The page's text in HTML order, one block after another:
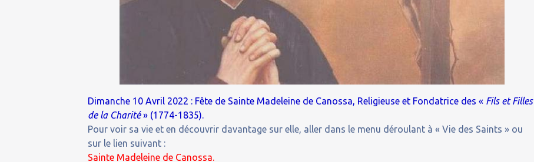
Dimanche 10 Avril 2022 : Fête de Sainte Madeleine de Canossa, Religieuse et Fondatrice des « Fils et Filles
de la Charité» (1774-1835).
Pour voir sa vie et en découvrir davantage sur elle, aller dans le menu déroulant à « Vie des Saints » ou
sur le lien suivant :
Sainte Madeleine de Canossa.